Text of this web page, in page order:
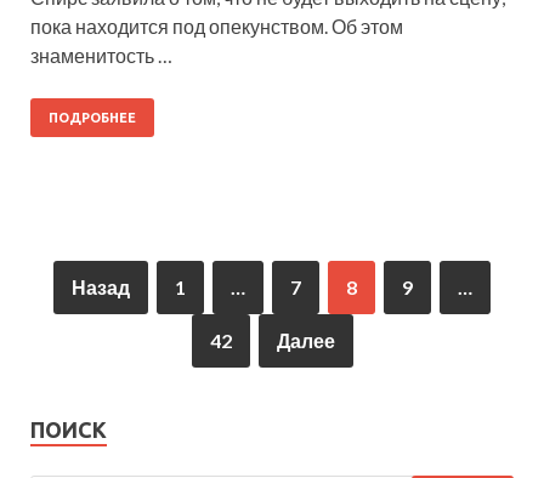
пока находится под опекунством. Об этом
знаменитость …
ПОДРОБНЕЕ
Назад 1 7 8 9
42 Далее
ПОИСК